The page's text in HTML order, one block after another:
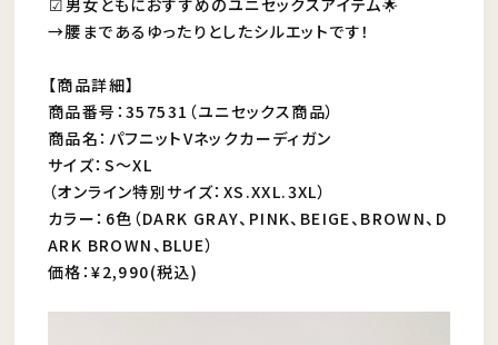
︎︎︎︎☑︎︎︎︎︎︎︎男女ともにおすすめのユニセックスアイテム🌟
→腰まであるゆったりとしたシルエットです！
【商品詳細】
商品番号：357531（ユニセックス商品）
商品名：パフニットVネックカーディガン
サイズ：S〜XL
（オンライン特別サイズ：XS.XXL.3XL）
カラー：6色（DARK GRAY、PINK、BEIGE、BROWN、D
ARK BROWN、BLUE）
価格：¥2,990(税込)